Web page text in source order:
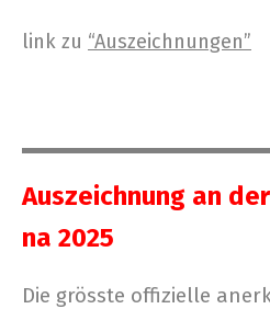
link zu “Aus­zeich­nun­gen”
Aus­zeich­nung an
na 2025
Die gröss­te offi­zi­el­le